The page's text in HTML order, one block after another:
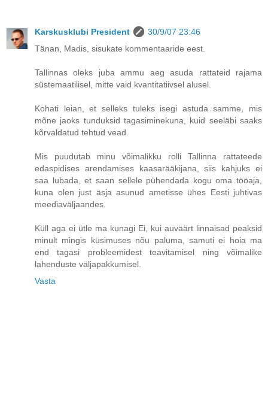
Karskusklubi President
30/9/07 23:46
Tänan, Madis, sisukate kommentaaride eest.
Tallinnas oleks juba ammu aeg asuda rattateid rajama
süstemaatilisel, mitte vaid kvantitatiivsel alusel.
Kohati leian, et selleks tuleks isegi astuda samme, mis
mõne jaoks tunduksid tagasiminekuna, kuid seeläbi saaks
kõrvaldatud tehtud vead.
Mis puudutab minu võimalikku rolli Tallinna rattateede
edaspidises arendamises kaasarääkijana, siis kahjuks ei
saa lubada, et saan sellele pühendada kogu oma tööaja,
kuna olen just äsja asunud ametisse ühes Eesti juhtivas
meediaväljaandes.
Küll aga ei ütle ma kunagi Ei, kui auväärt linnaisad peaksid
minult mingis küsimuses nõu paluma, samuti ei hoia ma
end tagasi probleemidest teavitamisel ning võimalike
lahenduste väljapakkumisel.
Vasta